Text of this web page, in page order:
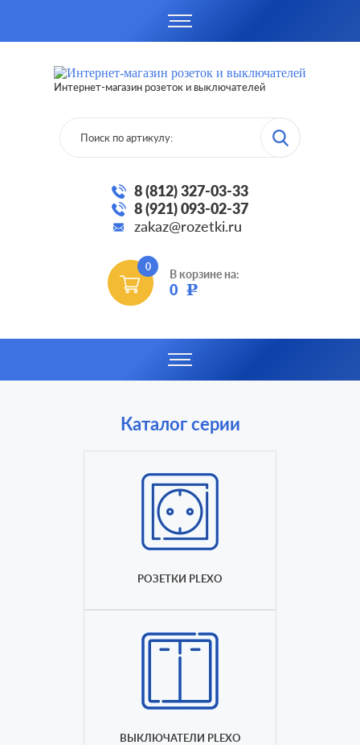
Интернет-магазин розеток и выключателей
8 (812) 327-03-33
8 (921) 093-02-37
zakaz@rozetki.ru
0
В корзине на:
0 Р
Каталог серии
РОЗЕТКИ PLEXO
ВЫКЛЮЧАТЕЛИ PLEXO